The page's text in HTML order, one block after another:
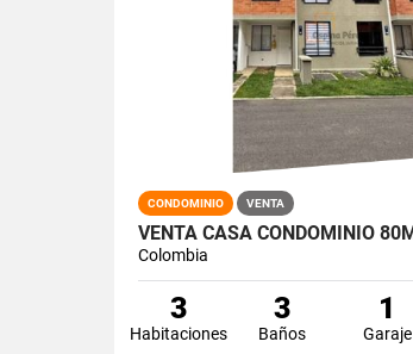
CONDOMINIO VENTA
Colombia
3
Habitaciones
3
Baños
1
Garaje